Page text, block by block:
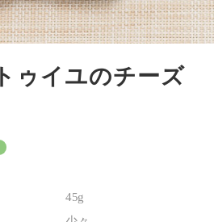
ゥイユのチーズ
45g